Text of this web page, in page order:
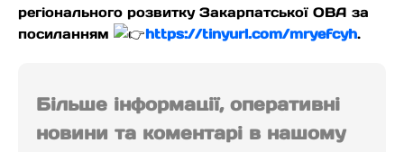
регіонального розвитку Закарпатської ОВА за
посиланням
https://tinyurl.com/mryefcyh.
Більше інформації, оперативні
новини та коментарі в нашому